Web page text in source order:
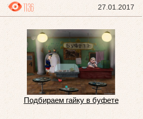
27.01.2017
1136
Подбираем гайку в буфете